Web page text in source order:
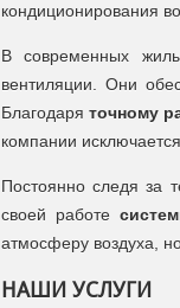
кондиционирования
В современных
вентиляции. Они
Благодаря точному
компании
Постоянно следя за
своей работе
атмосферу воздуха,
НАШИ УСЛУГИ